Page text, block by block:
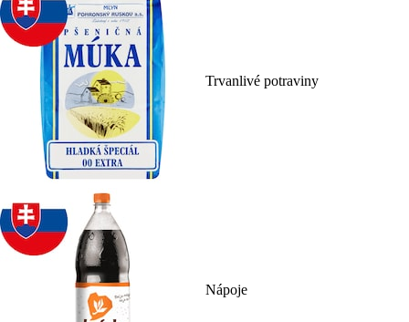
Trvanlivé potraviny
Nápoje